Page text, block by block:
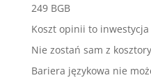
249 BGB
Koszt opinii to
Nie zostań sam z
Bariera językowa nie